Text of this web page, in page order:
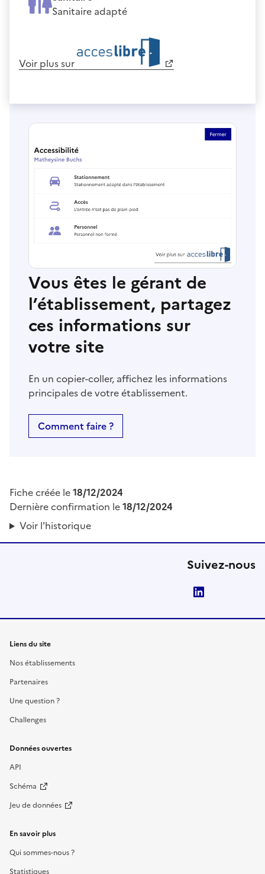
Sanitaire adapté
Voir plus sur
Vous êtes le gérant de
l’établissement, partagez
ces informations sur
votre site
En un copier-coller, affichez les informations
principales de votre établissement.
Comment faire ?
Fiche créée le18/12/2024
Dernière confirmation le18/12/2024
Voir l'historique
Suivez-nous
Liens du site
Nos établissements
Partenaires
Une question ?
Challenges
Données ouvertes
API
Schéma
Jeu de données
En savoir plus
Qui sommes-nous ?
Statistiques